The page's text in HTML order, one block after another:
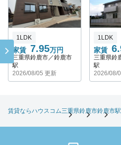
家賃 7.95万円
1LDK
三重県鈴鹿市／鈴鹿市
駅
2026/08/05 更新
家賃
1LDK
三重県鈴
駅
2026/08/
賃貸ならハウスコム三重県鈴鹿市鈴鹿市駅